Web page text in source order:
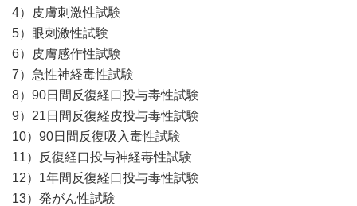
4）皮膚刺激性試験
5）眼刺激性試験
6）皮膚感作性試験
7）急性神経毒性試験
8）90日間反復経口投与毒性試験
9）21日間反復経皮投与毒性試験
10）90日間反復吸入毒性試験
11）反復経口投与神経毒性試験
12）1年間反復経口投与毒性試験
13）発がん性試験